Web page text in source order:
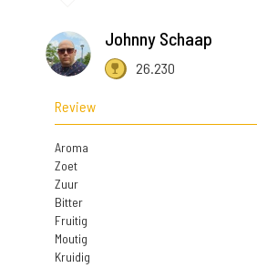
Johnny Schaap
26.230
Review
Aroma
Zoet
Zuur
Bitter
Fruitig
Moutig
Kruidig